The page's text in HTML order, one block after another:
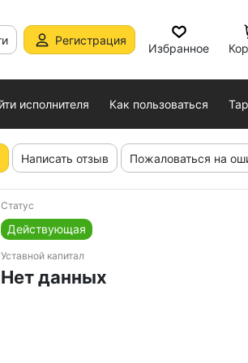
Регистрация
Избранное
исполнителя Как пользоваться
Написать отзыв Пожаловаться на
Статус
Действующая
Уставной капитал
Нет данных